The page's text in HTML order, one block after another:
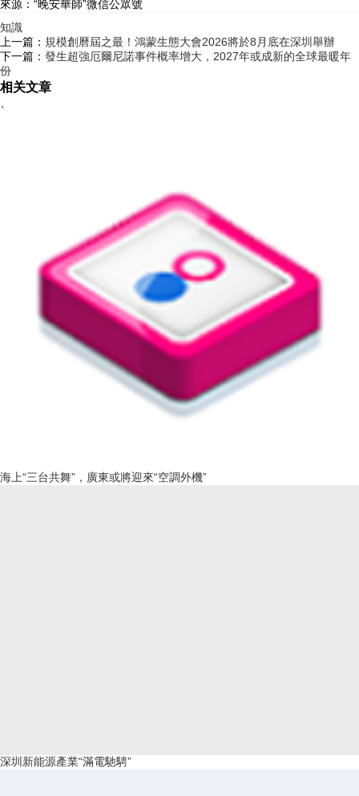
來源：“晚安華師”微信公眾號
知識
上一篇： 規模創曆屆之最！鴻蒙生態大會2026將於8月底在深圳舉辦
下一篇： 發生超強厄爾尼諾事件概率增大，2027年或成新的全球最暖年
份
相关文章
、
海上“三台共舞”，廣東或將迎來“空調外機”
深圳新能源產業“滿電馳騁”